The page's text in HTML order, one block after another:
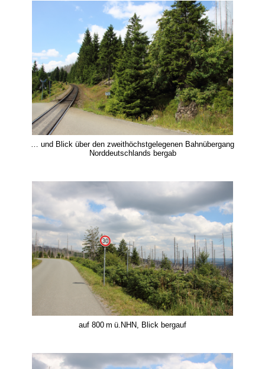
… und Blick über den zweithöchstgelegenen Bahnübergang
Norddeutschlands bergab
auf 800 m ü.NHN, Blick bergauf